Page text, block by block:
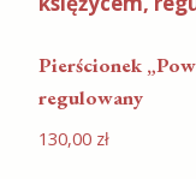
Pierścionek
regulowany
130,00 zł